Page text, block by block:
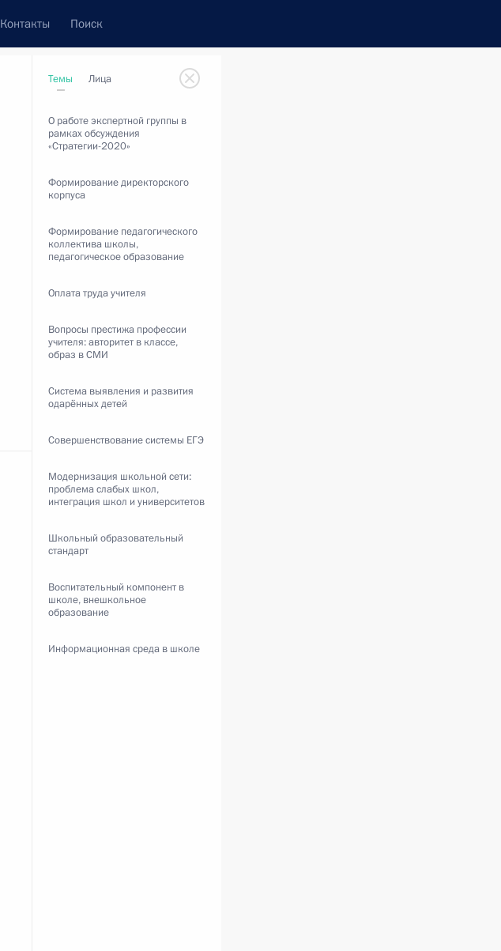
Контакты Поиск
Комиссии и советы
апрель, 2012
4 56м
2
Темы
О работе экспертной группы в
рамках обсуждения
«Стратегии-2020»
Формирование директорского
корпуса
Формирование педагогического
коллектива школы,
педагогическое образование
Оплата труда учителя
Вопросы престижа профессии
учителя: авторитет в классе,
образ в СМИ
Система выявления и развития
одарённых детей
Совершенствование системы ЕГЭ
Модернизация школьной сети:
проблема слабых школ,
интеграция школ и университетов
Школьный образовательный
стандарт
Воспитательный компонент в
школе, внешкольное
образование
Информационная среда в школе
Лица